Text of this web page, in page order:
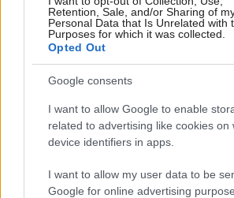
Retention, Sale, and/or Sharing of
Personal Data that Is Unrelated with
Purposes for which it was collected.
Opted Out
Google consents
I want to allow Google to enable
related to advertising like cookies on
device identifiers in apps.
I want to allow my user data to be
Google for online advertising
kuchyňa,kameň,